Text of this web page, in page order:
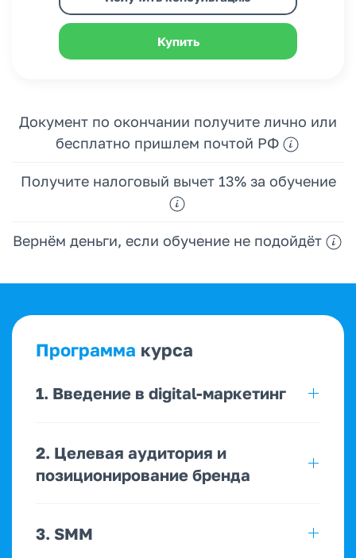
Купить
Документ по окончании получите лично или
бесплатно пришлем почтой РФ
Получите налоговый вычет 13% за обучение
Вернём деньги, если обучение не подойдёт
Программа курса
1. Введение в digital-маркетинг
2. Целевая аудитория и
позиционирование бренда
3. SMM